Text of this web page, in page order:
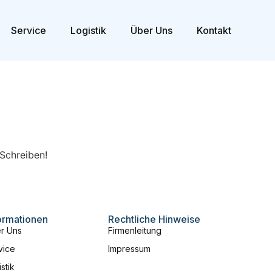
Service Logistik Über Uns Kontakt
Uns
Rechtliche Hinweise
Firmenleitung
Impressum